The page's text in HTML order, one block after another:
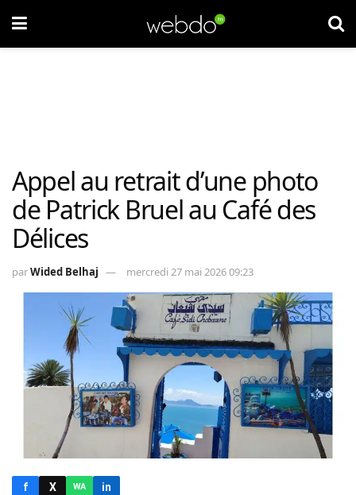
Appel au retrait d’une photo
de Patrick Bruel au Café des
Délices
parWided Belhaj mercredi 27 mai 2026 09:23
f X WA in